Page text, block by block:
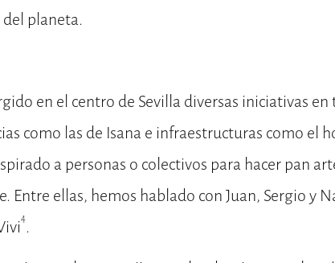
planeta.
en el centro de Sevilla diversas iniciativas
como las de Isana e infraestructuras como el
a personas o colectivos para hacer pan
Entre ellas, hemos hablado con Juan, Sergio y
4.